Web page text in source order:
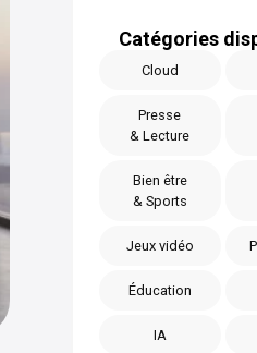
Catégories
Cloud
Presse
& Lecture
Bien être
& Sports
Jeux vidéo
Éducation
IA